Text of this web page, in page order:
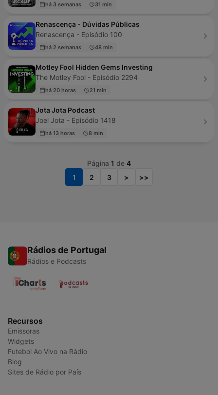
há 3 semanas 31 min
Renascença - Dúvidas Públicas
Renascença - Episódio 100
há 2 semanas 48 min
Motley Fool Hidden Gems Investing
The Motley Fool - Episódio 2294
há 20 horas 21 min
Jota Jota Podcast
Joel Jota - Episódio 1418
há 13 horas 8 min
Página 1 de 4
1
2 3 > >>
Rádios de Portugal
Rádios e Podcasts
Recursos
Emissoras
Widgets
Futebol Ao Vivo na Rádio
Blog
Sites de Rádio por País